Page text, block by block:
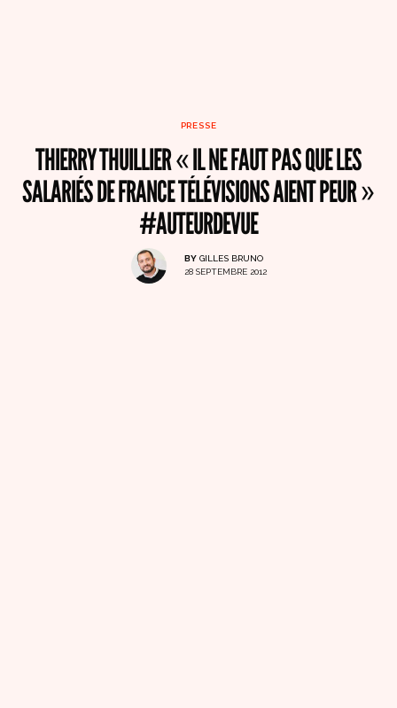
PRESSE
THIERRY THUILLIER « IL NE FAUT PAS QUE LES
SALARIÉS DE FRANCE TÉLÉVISIONS AIENT PEUR »
#AUTEURDEVUE
BY GILLES BRUNO
28 SEPTEMBRE 2012